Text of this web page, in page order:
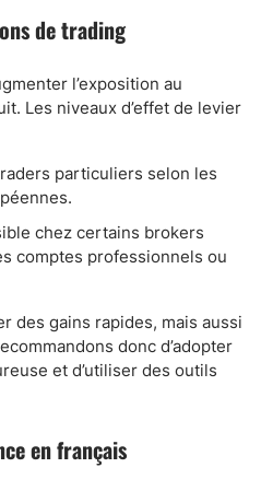
de trading
l’exposition au
Les niveaux d’effet de levier
particuliers selon les
chez certains brokers
comptes professionnels ou
des gains rapides, mais aussi
donc d’adopter
et d’utiliser des outils
en français